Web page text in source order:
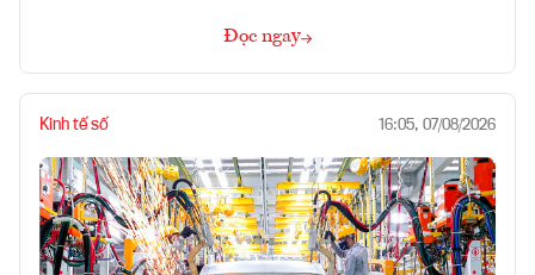
Đọc ngay
Kinh tế số 16:05, 07/08/2026